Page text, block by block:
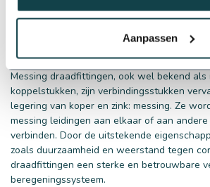
Aanpassen
Wat zijn messing
Messing draadfittingen, ook wel bekend als
koppelstukken, zijn verbindingsstukken
legering van koper en zink: messing. Ze
messing leidingen aan elkaar of aan
verbinden. Door de uitstekende
zoals duurzaamheid en weerstand tegen
draadfittingen een sterke en betrouwbare
beregeningssysteem.